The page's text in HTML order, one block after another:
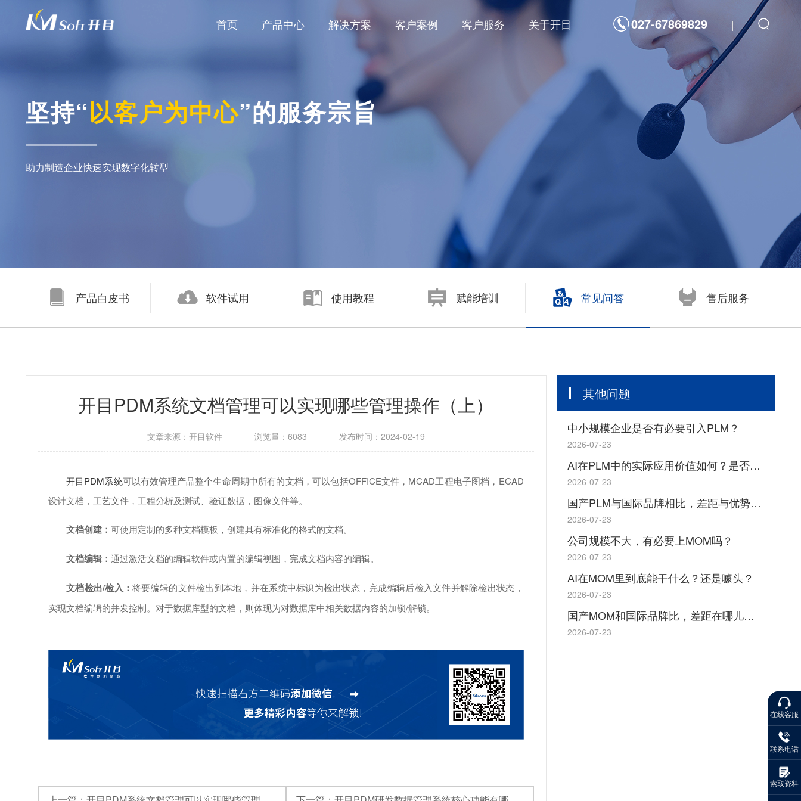
首页 产品中心
数字化研发
面向大型集团的数字化研发管理系统 KMPLM CLOUD
面向中小型企业的产品生命周期管理系统 eCOL PLM
面向小微企业基于SAAS的研发管理系统 OpenVelo PLM
面向中小型企业的结构化工艺管理系统 eCOL MPM
所见即所得的结构化工艺协同平台 KMCAPP CLOUD
数字化制造
面向大中型企业的制造运营管理系统 KMMOM CLOUD
数字化平台
新一代研发管理制造一体化敏捷开发平台
3D工具软件
开目浏览器 KMVue
尧创CAD YaoCCAD
解决方案
业务解决方案
数字化研发
数字化工艺
行业解决方案
航空航发
航天科工/科技
船舶与海洋装备
能源电力
轨道交通
家用电器
客户案例
典型案例
船舶与海洋装备 重型装备
汽车及零部件 能源电力
客户服务 关于开目 027-67869829 |
坚持“以客户为中心”的服务宗旨
助力制造企业快速实现数字化转型
产品白皮书 软件试用 使用教程 赋能培训 常见问答 售后服务
开目PDM系统文档管理可以实现哪些管理操作（上）
文章来源： 开目软件 浏览量： 6083 发布时间： 2024-02-19
开目PDM系统可以有效管理产品整个生命周期中所有的文档，可以包括OFFICE文件，MCAD工程电子图档，ECAD
设计文档，工艺文件，工程分析及测试、验证数据，图像文件等。
文档创建：可使用定制的多种文档模板，创建具有标准化的格式的文档。
文档编辑：通过激活文档的编辑软件或内置的编辑视图，完成文档内容的编辑。
文档检出/检入：将要编辑的文件检出到本地，并在系统中标识为检出状态，完成编辑后检入文件并解除检出状态，
实现文档编辑的并发控制。对于数据库型的文档，则体现为对数据库中相关数据内容的加锁/解锁。
其他问题
中小规模企业是否有必要引入PLM？
2026-07-23
AI在PLM中的实际应用价值如何？是否存在概念炒作成分？
2026-07-23
国产PLM与国际品牌相比，差距与优势分别体现在哪些方面？
2026-07-23
公司规模不大，有必要上MOM吗？
2026-07-23
AI在MOM里到底能干什么？还是噱头？
2026-07-23
国产MOM和国际品牌比，差距在哪儿？优势在哪儿？
2026-07-23
在线客服
联系电话
索取资料